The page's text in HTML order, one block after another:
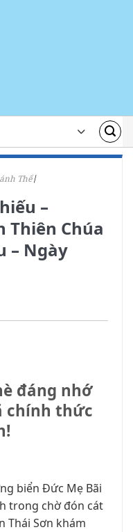
Thể/
–
Thiên Chúa
– Ngày
đáng nhớ
chính thức
biển Đức Mẹ Bãi
trong chờ đón cát
Thái Sơn khám